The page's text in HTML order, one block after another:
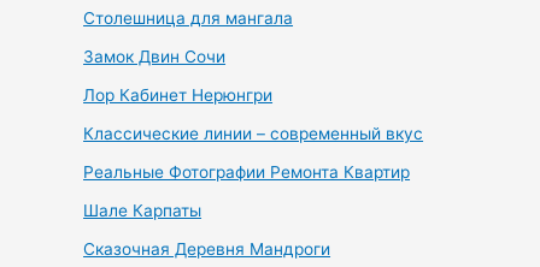
Столешница для мангала
Замок Двин Сочи
Лор Кабинет Нерюнгри
Классические линии – современный вкус
Реальные Фотографии Ремонта Квартир
Шале Карпаты
Сказочная Деревня Мандроги